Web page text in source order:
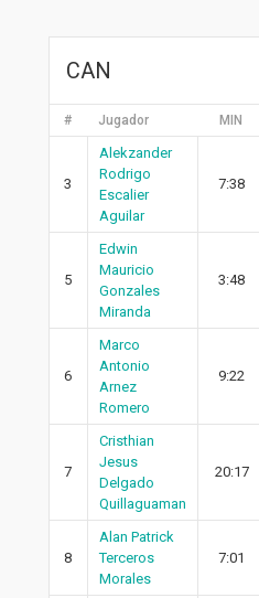
CAN
# Jugador MIN
3
Alekzander
Rodrigo
Escalier
Aguilar
7:38
5
Edwin
Mauricio
Gonzales
Miranda
3:48
6
Marco
Antonio
Arnez
Romero
9:22
7
Cristhian
Jesus
Delgado
Quillaguaman
20:17
8
Alan Patrick
Terceros
Morales
7:01